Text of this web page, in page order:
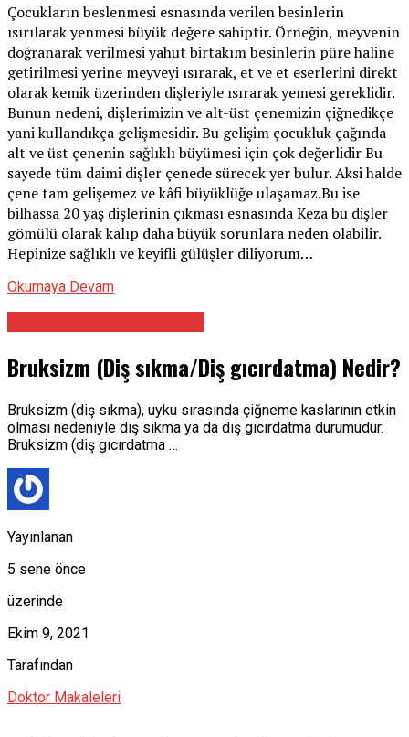
Çocukların beslenmesi esnasında verilen besinlerin
ısırılarak yenmesi büyük değere sahiptir. Örneğin, meyvenin
doğranarak verilmesi yahut birtakım besinlerin püre haline
getirilmesi yerine meyveyi ısırarak, et ve et eserlerini direkt
olarak kemik üzerinden dişleriyle ısırarak yemesi gereklidir.
Bunun nedeni, dişlerimizin ve alt-üst çenemizin çiğnedikçe
yani kullandıkça gelişmesidir. Bu gelişim çocukluk çağında
alt ve üst çenenin sağlıklı büyümesi için çok değerlidir Bu
sayede tüm daimi dişler çenede sürecek yer bulur. Aksi halde
çene tam gelişemez ve kâfi büyüklüğe ulaşamaz.Bu ise
bilhassa 20 yaş dişlerinin çıkması esnasında Keza bu dişler
gömülü olarak kalıp daha büyük sorunlara neden olabilir.
Hepinize sağlıklı ve keyifli gülüşler diliyorum…
Okumaya Devam
Bruksizm (Diş sıkma/Diş gıcırdatma) Nedir?
Bruksizm (diş sıkma), uyku sırasında çiğneme kaslarının etkin
olması nedeniyle diş sıkma ya da diş gıcırdatma durumudur.
Bruksizm (diş gıcırdatma …
Yayınlanan
5 sene önce
üzerinde
Ekim 9, 2021
Tarafından
Doktor Makaleleri